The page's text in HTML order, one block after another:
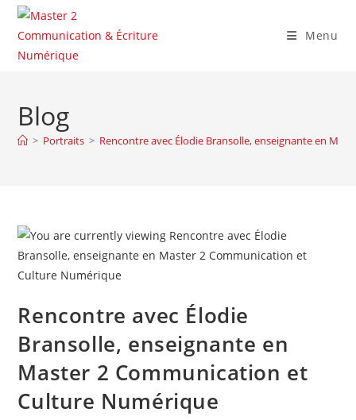
Skip
content
Menu
Blog
> Portraits > Rencontre avec Élodie Bransolle, enseignante en
Rencontre avec Élodie
Bransolle, enseignante en
Master 2 Communication et
Culture Numérique